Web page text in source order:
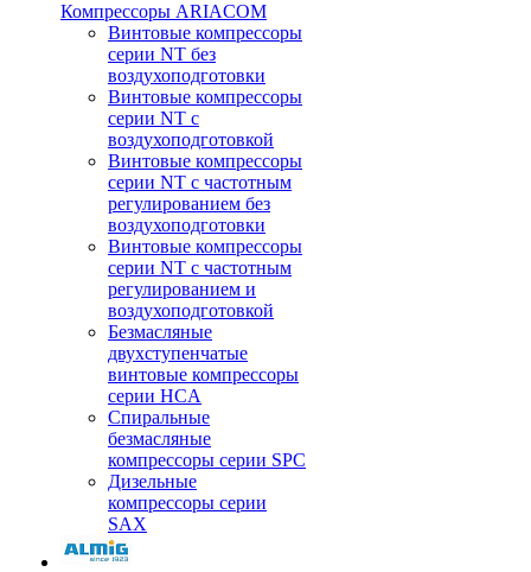
Компрессоры ARIACOM
Винтовые компрессоры
серии NT без
воздухоподготовки
Винтовые компрессоры
серии NT c
воздухоподготовкой
Винтовые компрессоры
серии NT с частотным
регулированием без
воздухоподготовки
Винтовые компрессоры
серии NT с частотным
регулированием и
воздухоподготовкой
Безмасляные
двухступенчатые
винтовые компрессоры
серии HCA
Спиральные
безмасляные
компрессоры серии SPC
Дизельные
компрессоры серии
SAX